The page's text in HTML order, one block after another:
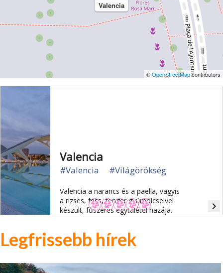
Valencia
©OpenStreetMapcontributors
Valencia
#Valencia #Világörökség
Valencia a narancs és a paella, vagyis
a rizses, friss, tenger gyümölcseivel
készült, fűszeres egytálétel hazája.
navigate_next
Legfrissebb hírek